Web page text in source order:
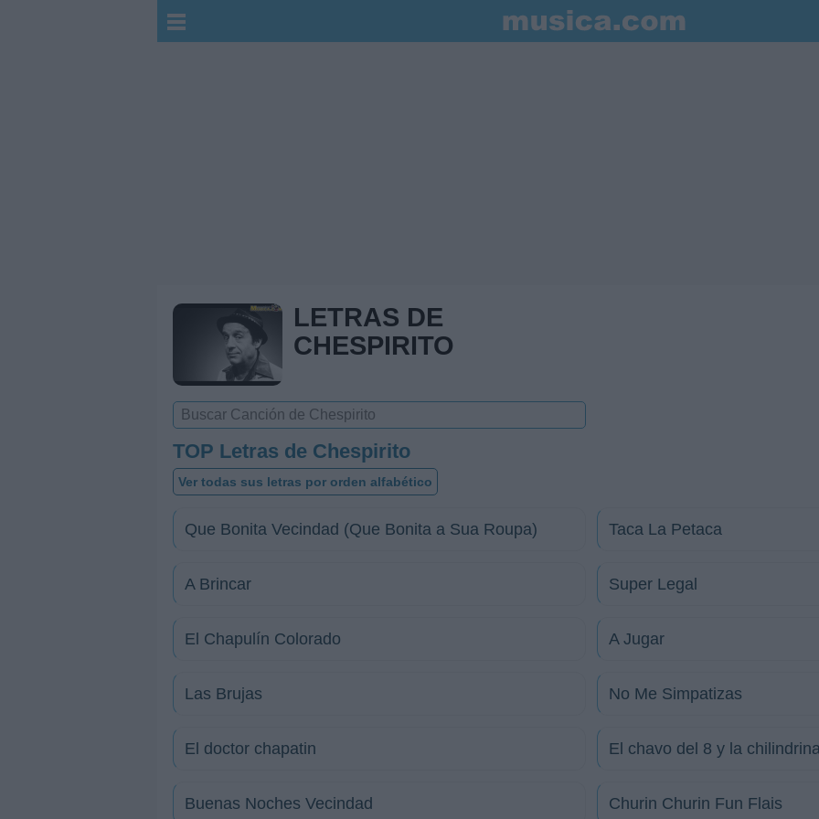
LETRAS DE
CHESPIRITO
TOP Letras de Chespirito
Ver todas sus letras por orden alfabético
Que Bonita Vecindad (Que Bonita a Sua Roupa) Taca La Petaca
A Brincar Super Legal
El Chapulín Colorado A Jugar
Las Brujas No Me Simpatizas
El doctor chapatin El chavo del 8 y la
Buenas Noches Vecindad Churin Churin Fun Flais